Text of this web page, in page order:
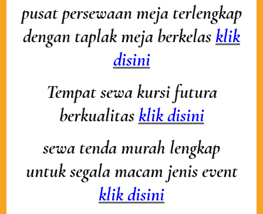
pusat persewaan meja terlengkap
dengan taplak meja berkelas klik
disini
Tempat sewa kursi futura
berkualitas klik disini
sewa tenda murah lengkap
untuk segala macam jenis event
klik disini